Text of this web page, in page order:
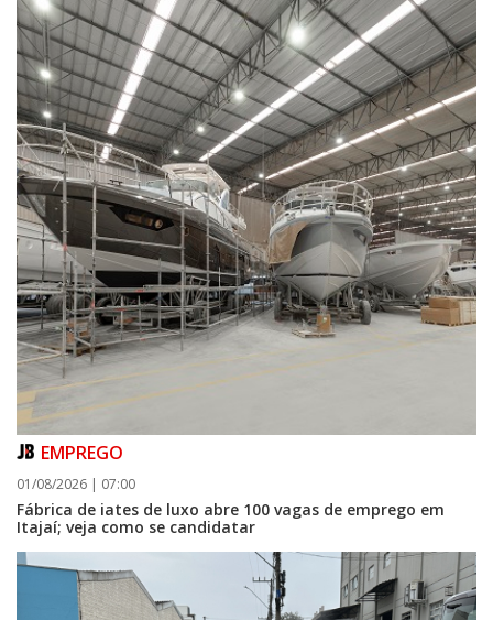
EMPREGO
01/08/2026 | 07:00
Fábrica de iates de luxo abre 100 vagas de emprego em
Itajaí; veja como se candidatar